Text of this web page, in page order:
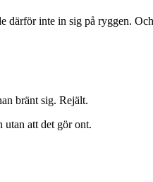
inte in sig på ryggen.
bränt sig. Rejält.
utan att det gör ont.